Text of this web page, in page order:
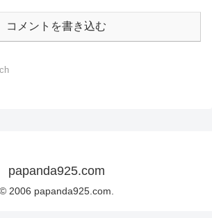
コメントを書き込む
papanda925.com
© 2006 papanda925.com.